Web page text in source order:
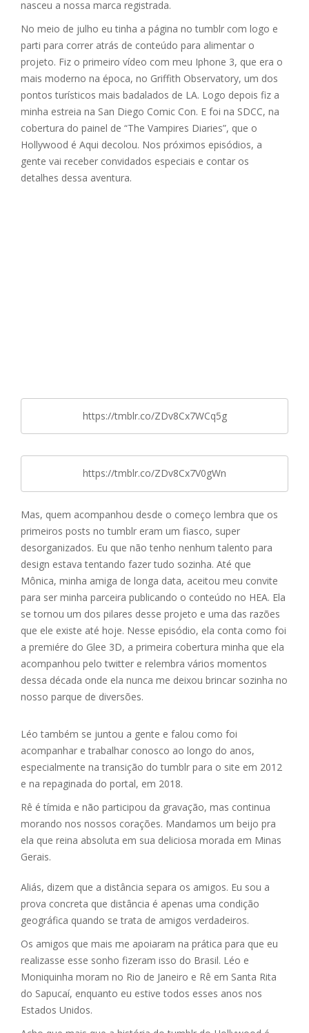
nasceu a nossa marca registrada.
No meio de julho eu tinha a página no tumblr com logo e
parti para correr atrás de conteúdo para alimentar o
projeto. Fiz o primeiro vídeo com meu Iphone 3, que era o
mais moderno na época, no Griffith Observatory, um dos
pontos turísticos mais badalados de LA. Logo depois fiz a
minha estreia na San Diego Comic Con. E foi na SDCC, na
cobertura do painel de “The Vampires Diaries”, que o
Hollywood é Aqui decolou. Nos próximos episódios, a
gente vai receber convidados especiais e contar os
detalhes dessa aventura.
https://tmblr.co/ZDv8Cx7WCq5g
https://tmblr.co/ZDv8Cx7V0gWn
Mas, quem acompanhou desde o começo lembra que os
primeiros posts no tumblr eram um fiasco, super
desorganizados. Eu que não tenho nenhum talento para
design estava tentando fazer tudo sozinha. Até que
Mônica, minha amiga de longa data, aceitou meu convite
para ser minha parceira publicando o conteúdo no HEA. Ela
se tornou um dos pilares desse projeto e uma das razões
que ele existe até hoje. Nesse episódio, ela conta como foi
a premiére do Glee 3D, a primeira cobertura minha que ela
acompanhou pelo twitter e relembra vários momentos
dessa década onde ela nunca me deixou brincar sozinha no
nosso parque de diversões.
Léo também se juntou a gente e falou como foi
acompanhar e trabalhar conosco ao longo do anos,
especialmente na transição do tumblr para o site em 2012
e na repaginada do portal, em 2018.
Rê é tímida e não participou da gravação, mas continua
morando nos nossos corações. Mandamos um beijo pra
ela que reina absoluta em sua deliciosa morada em Minas
Gerais.
Aliás, dizem que a distância separa os amigos. Eu sou a
prova concreta que distância é apenas uma condição
geográfica quando se trata de amigos verdadeiros.
Os amigos que mais me apoiaram na prática para que eu
realizasse esse sonho fizeram isso do Brasil. Léo e
Moniquinha moram no Rio de Janeiro e Rê em Santa Rita
do Sapucaí, enquanto eu estive todos esses anos nos
Estados Unidos.